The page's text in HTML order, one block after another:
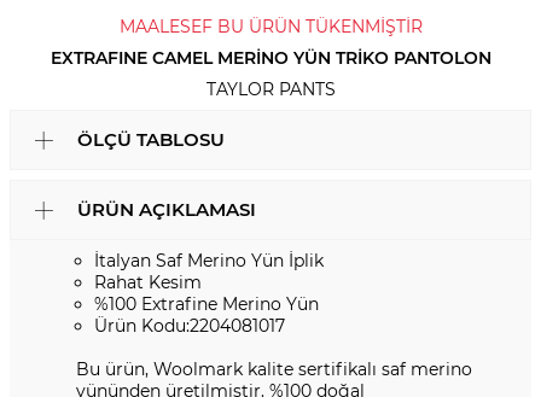
MAALESEF BU ÜRÜN TÜKENMİŞTİR
EXTRAFINE CAMEL MERINO YÜN TRIKO PANTOLON
TAYLOR PANTS
ÖLÇÜ TABLOSU
ÜRÜN AÇIKLAMASI
İtalyan Saf Merino Yün İplik
Rahat Kesim
%100 Extrafine Merino Yün
Ürün Kodu:2204081017
Bu ürün, Woolmark kalite sertifikalı saf merino
yününden üretilmiştir. %100 doğal